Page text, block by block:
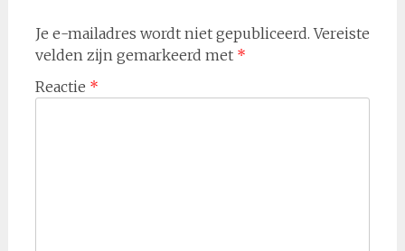
Je e-mailadres wordt niet gepubliceerd. Vereiste
velden zijn gemarkeerd met *
Reactie *